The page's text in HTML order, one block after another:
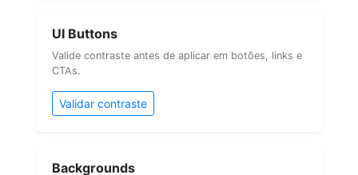
UI Buttons
Valide contraste antes de aplicar em botões, links e
CTAs.
Validar contraste
Backgrounds